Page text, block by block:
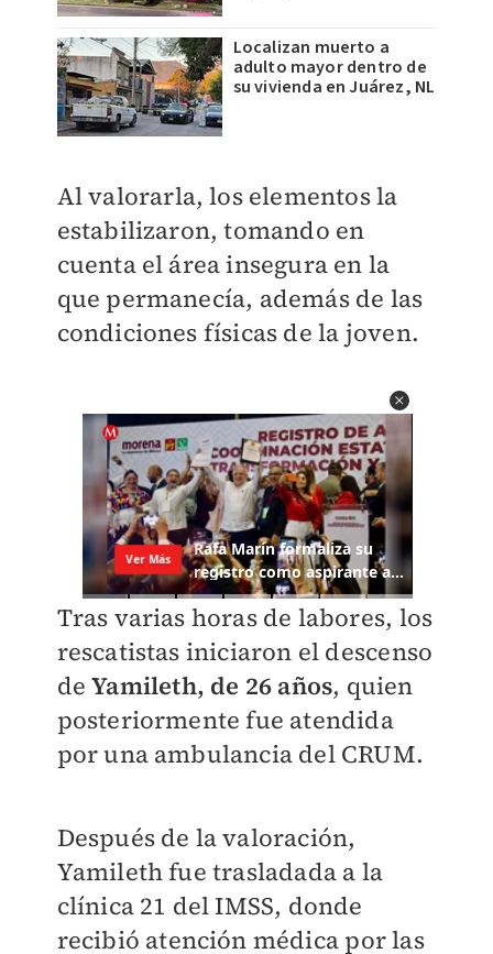
Localizan muerto a
adulto mayor dentro de
su vivienda en Juárez, NL
Al valorarla, los elementos la
estabilizaron, tomando en
cuenta el área insegura en la
que permanecía, además de las
condiciones físicas de la joven.
Tras varias horas de labores, los
rescatistas iniciaron el descenso
deYamileth, de 26 años, quien
posteriormente fue atendida
por una ambulancia del CRUM.
Después de la valoración,
Yamileth fue trasladada a la
clínica 21 del IMSS, donde
recibió atención médica por las